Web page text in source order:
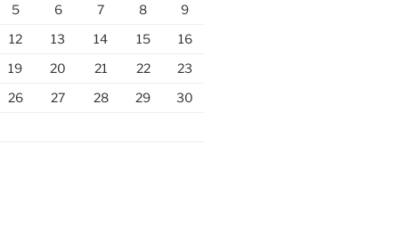
5 6 7 8
9
12 13 14 15
16
19 20 21 22
23
26 27 28 29
30